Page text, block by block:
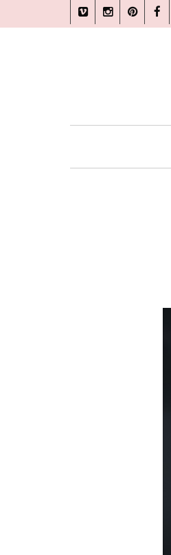
Facebook
Pinterest
Instagram
Vimeo